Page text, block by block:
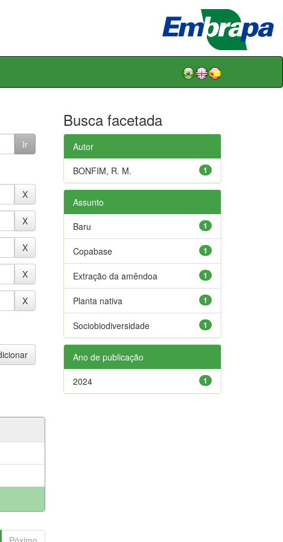
Busca facetada
Autor
1
BONFIM, R. M.
Assunto
1
Baru
1
Copabase
1
Extração da amêndoa
1
Planta nativa
1
Sociobiodiversidade
Ano de publicação
1
2024